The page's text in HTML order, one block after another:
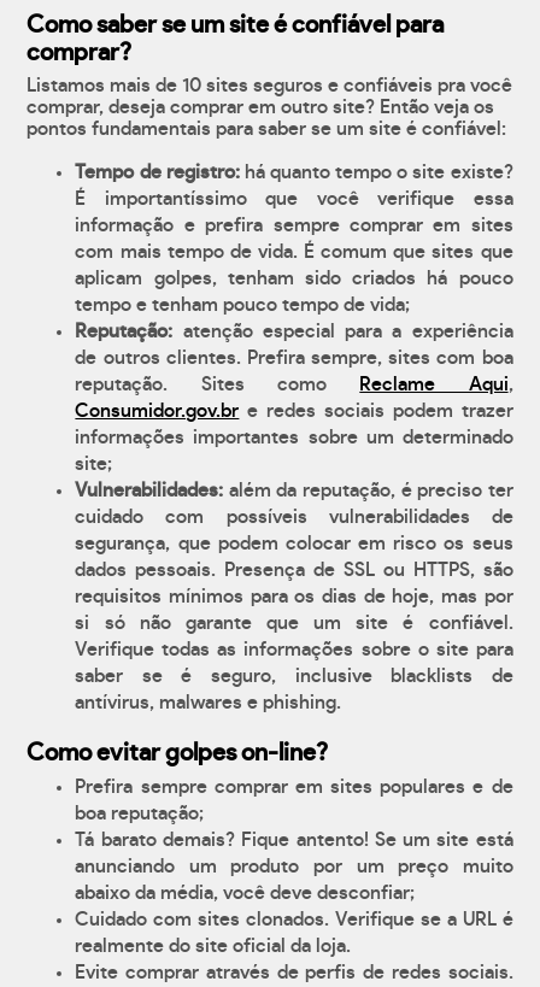
Como saber se um site é confiável para
comprar?
Listamos mais de 10 sites seguros e confiáveis pra você
comprar, deseja comprar em outro site? Então veja os
pontos fundamentais para saber se um site é confiável:
Tempo de registro:há quanto tempo o site existe?
É importantíssimo que você verifique essa
informação e prefira sempre comprar em sites
com mais tempo de vida. É comum que sites que
aplicam golpes, tenham sido criados há pouco
tempo e tenham pouco tempo de vida;
Reputação: atenção especial para a experiência
de outros clientes. Prefira sempre, sites com boa
reputação. Sites como
Reclame Aqui,
Consumidor.gov.br e redes sociais podem trazer
informações importantes sobre um determinado
site;
Vulnerabilidades: além da reputação, é preciso ter
cuidado com possíveis vulnerabilidades de
segurança, que podem colocar em risco os seus
dados pessoais. Presença de SSL ou HTTPS, são
requisitos mínimos para os dias de hoje, mas por
si só não garante que um site é confiável.
Verifique todas as informações sobre o site para
saber se é seguro, inclusive blacklists de
antívirus, malwares e phishing.
Como evitar golpes on-line?
Prefira sempre comprar em sites populares e de
boa reputação;
Tá barato demais? Fique antento! Se um site está
anunciando um produto por um preço muito
abaixo da média, você deve desconfiar;
Cuidado com sites clonados. Verifique se a URL é
realmente do site oficial da loja.
Evite comprar através de perfis de redes sociais.